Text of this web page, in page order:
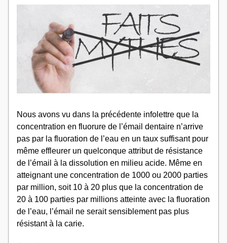
Nous avons vu dans la précédente infolettre que la
concentration en fluorure de l’émail dentaire n’arrive
pas par la fluoration de l’eau en un taux suffisant pour
même effleurer un quelconque attribut de résistance
de l’émail à la dissolution en milieu acide. Même en
atteignant une concentration de 1000 ou 2000 parties
par million, soit 10 à 20 plus que la concentration de
20 à 100 parties par millions atteinte avec la fluoration
de l’eau, l’émail ne serait sensiblement pas plus
résistant à la carie.